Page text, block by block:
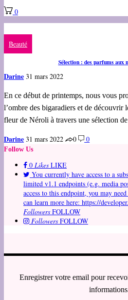
0
Beauté
Sélection : des parfums aux
Darine 31 mars 2022
En ce début de printemps, nous vous
l’ombre des bigaradiers et de découvrir
fleur de Néroli à travers une sélection
Darine 31 mars 2022 0 0
Follow Us
0 Likes LIKE
You currently have access to a
limited v1.1 endpoints (e.g. media
access to this endpoint, you may
can learn more here: https://
Followers FOLLOW
Followers FOLLOW
Enregistrer votre email pour